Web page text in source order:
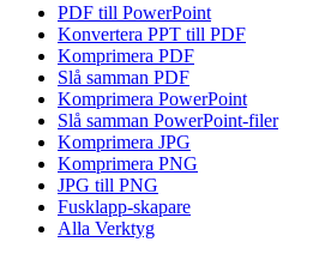
PDF till PowerPoint
Konvertera PPT till PDF
Komprimera PDF
Slå samman PDF
Komprimera PowerPoint
Slå samman PowerPoint-filer
Komprimera JPG
Komprimera PNG
JPG till PNG
Fusklapp-skapare
Alla Verktyg